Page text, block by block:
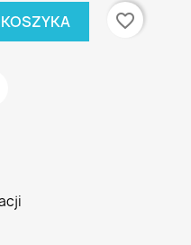
favorite_border